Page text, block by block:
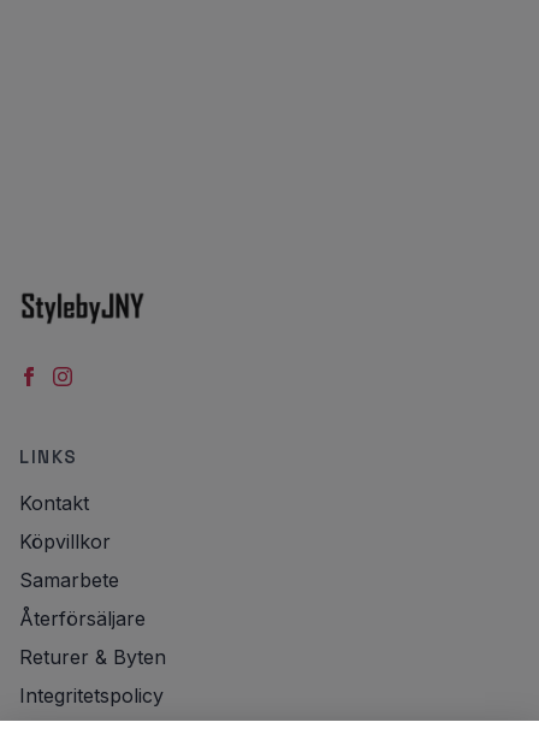
LINKS
Kontakt
Köpvillkor
Samarbete
Återförsäljare
Returer & Byten
Integritetspolicy